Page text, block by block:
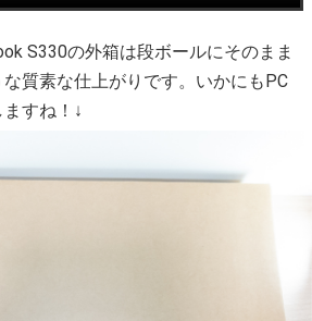
S330の外箱は段ボールにそのまま
質素な仕上がりです。いかにもPC
すね！↓